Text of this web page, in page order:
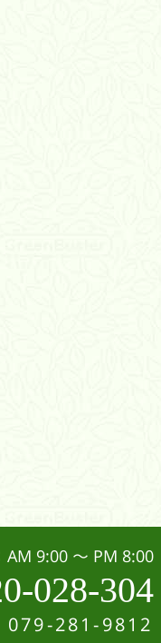
AM 9:00 〜 PM 8:00
028-304
079-281-9812